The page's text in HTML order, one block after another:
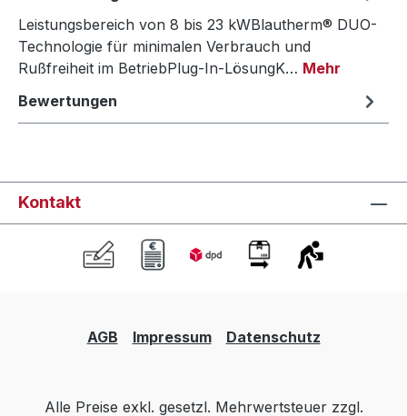
Leistungsbereich von 8 bis 23 kWBlautherm® DUO-
Technologie für minimalen Verbrauch und
Rußfreiheit im BetriebPlug-In-LösungK… Mehr
Bewertungen
Kontakt
AGB Impressum Datenschutz
Alle Preise exkl. gesetzl. Mehrwertsteuer zzgl.